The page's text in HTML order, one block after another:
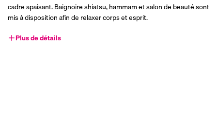
cadre apaisant. Baignoire shiatsu, hammam et salon de beauté sont
mis à disposition afin de relaxer corps et esprit.
Plus de détails